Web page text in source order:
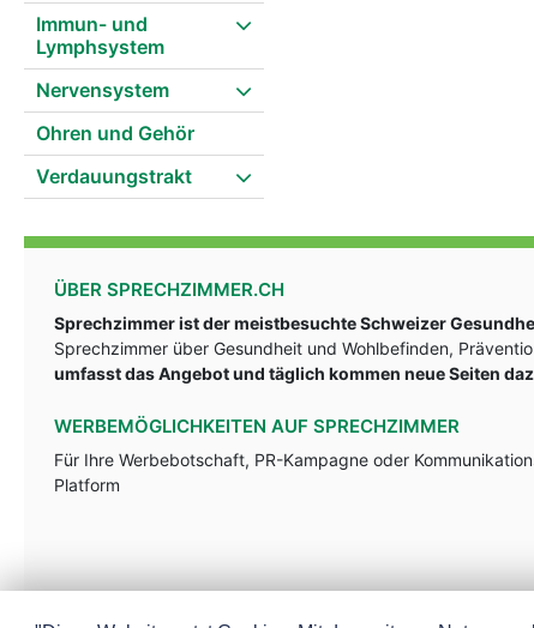
Immun- und
Lymphsystem
Nervensystem
Ohren und Gehör
Verdauungstrakt
ÜBER SPRECHZIMMER.CH
Sprechzimmer ist der meistbesuchte Schweizer
Sprechzimmer über Gesundheit und Wohlbefinden,
umfasst das Angebot und täglich kommen neue Seiten
WERBEMÖGLICHKEITEN AUF SPRECHZIMMER
Für Ihre Werbebotschaft, PR-Kampagne oder
Platform